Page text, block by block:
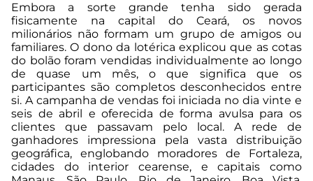
Embora a sorte grande tenha sido gerada
fisicamente na capital do Ceará, os novos
milionários não formam um grupo de amigos ou
familiares. O dono da lotérica explicou que as cotas
do bolão foram vendidas individualmente ao longo
de quase um mês, o que significa que os
participantes são completos desconhecidos entre
si. A campanha de vendas foi iniciada no dia vinte e
seis de abril e oferecida de forma avulsa para os
clientes que passavam pelo local. A rede de
ganhadores impressiona pela vasta distribuição
geográfica, englobando moradores de Fortaleza,
cidades do interior cearense, e capitais como